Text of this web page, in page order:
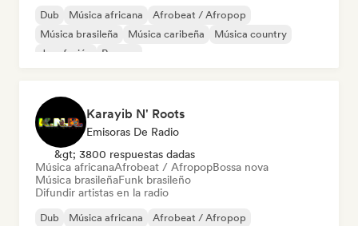
Dub Música africana
Afrobeat / Afropop
Música brasileña
Música caribeña
Música country
Jazz fusión
Reggae
Karayib N' Roots
Emisoras De Radio
&gt; 3800 respuestas dadas
Música africanaAfrobeat / AfropopBossa nova
Música brasileñaFunk brasileño
Difundir artistas en la radio
Dub Música africana
Afrobeat / Afropop